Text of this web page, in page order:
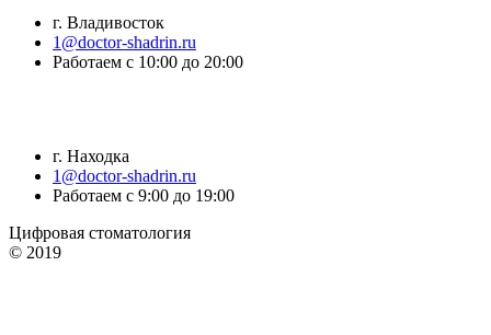
г. Владивосток
1@doctor-shadrin.ru
Работаем с 10:00 до 20:00
г. Находка
1@doctor-shadrin.ru
Работаем с 9:00 до 19:00
Цифровая стоматология
© 2019